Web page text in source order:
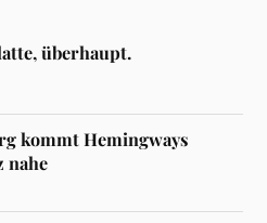
überhaupt.
kommt Hemingways
nahe